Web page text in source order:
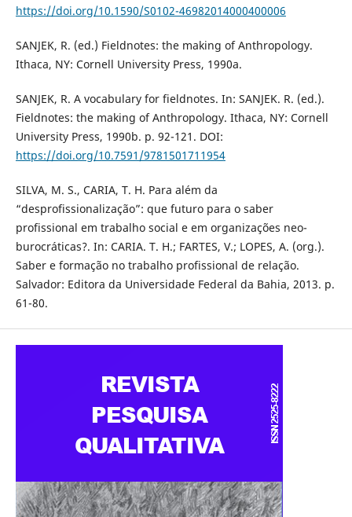
https://doi.org/10.1590/S0102-46982014000400006
SANJEK, R. (ed.) Fieldnotes: the making of Anthropology.
Ithaca, NY: Cornell University Press, 1990a.
SANJEK, R. A vocabulary for fieldnotes. In: SANJEK. R. (ed.).
Fieldnotes: the making of Anthropology. Ithaca, NY: Cornell
University Press, 1990b. p. 92-121. DOI:
https://doi.org/10.7591/9781501711954
SILVA, M. S., CARIA, T. H. Para além da
“desprofissionalização”: que futuro para o saber
profissional em trabalho social e em organizações neo-
burocráticas?. In: CARIA. T. H.; FARTES, V.; LOPES, A. (org.).
Saber e formação no trabalho profissional de relação.
Salvador: Editora da Universidade Federal da Bahia, 2013. p.
61-80.